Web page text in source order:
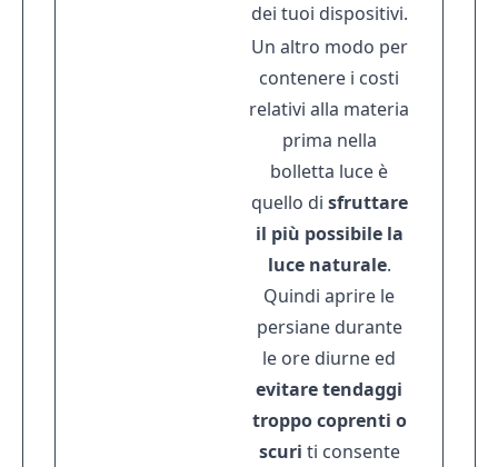
dei tuoi dispositivi.
Un altro modo per
contenere i costi
relativi alla materia
prima nella
bolletta luce è
quello di sfruttare
il più possibile la
luce naturale.
Quindi aprire le
persiane durante
le ore diurne ed
evitare tendaggi
troppo coprenti o
scuri ti consente